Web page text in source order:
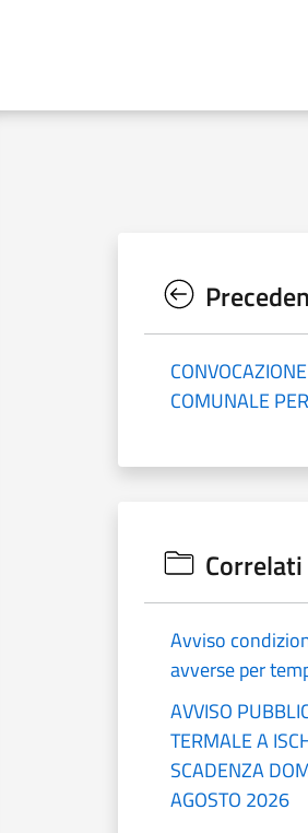
COMUNALE
Correlati
Avviso
avverse per
AVVISO
TERMALE A
SCADENZA
AGOSTO 2026